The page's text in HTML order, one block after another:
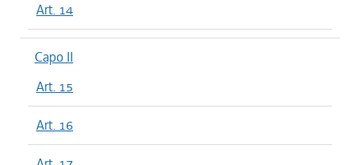
Art. 14
Capo II
Art. 15
Art. 16